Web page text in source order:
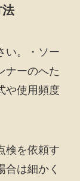
法
い。・ソー
ナーのへた
や使用頻度
検を依頼す
合は細かく